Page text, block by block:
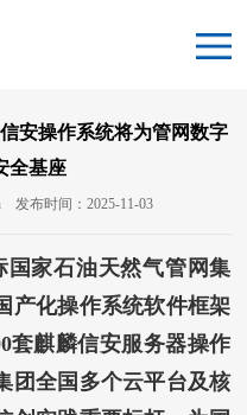
安操作系统将为管网数字
全基座
发布时间：2025-11-03
家石油天然气管网集
产化操作系统软件框架
套麒麟信安服务器操作
团全国多个云平台及核